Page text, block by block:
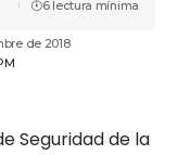
de 2018
6 lectura mínima
Seguridad de la